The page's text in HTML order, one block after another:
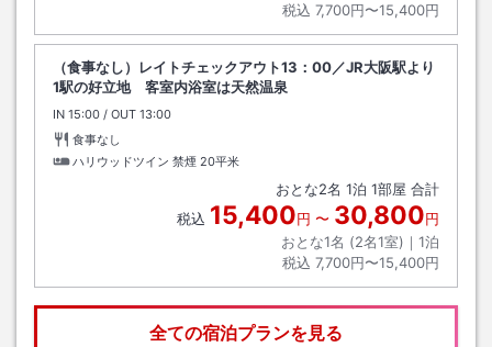
税込 7,700円〜15,400円
（食事なし）レイトチェックアウト13：00／JR大阪駅より
1駅の好立地 客室内浴室は天然温泉
IN チェックイン
15:00 / OUT チェックアウト
13:00
食事なし
ハリウッドツイン 禁煙 20平米
おとな2名 1泊 1部屋 合計
税込 15,400円 〜 30,800円
おとな1名 (2名1室)｜ 1泊
税込 7,700円〜15,400円
全ての宿泊プランを見る